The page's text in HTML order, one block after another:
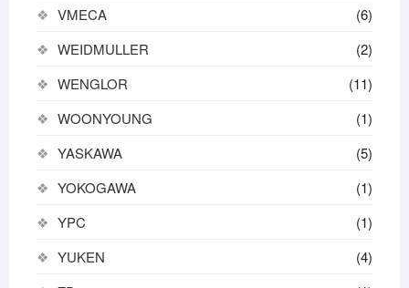
VMECA
(6)
WEIDMULLER
(2)
WENGLOR
(11)
WOONYOUNG
(1)
YASKAWA
(5)
YOKOGAWA
(1)
YPC
(1)
YUKEN
(4)